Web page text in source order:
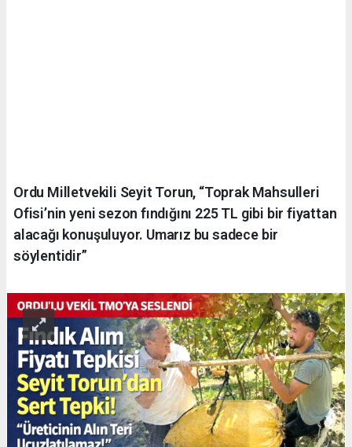
Ordu Milletvekili Seyit Torun, “Toprak Mahsulleri
Ofisi’nin yeni sezon fındığını 225 TL gibi bir fiyattan
alacağı konuşuluyor. Umarız bu sadece bir
söylentidir”